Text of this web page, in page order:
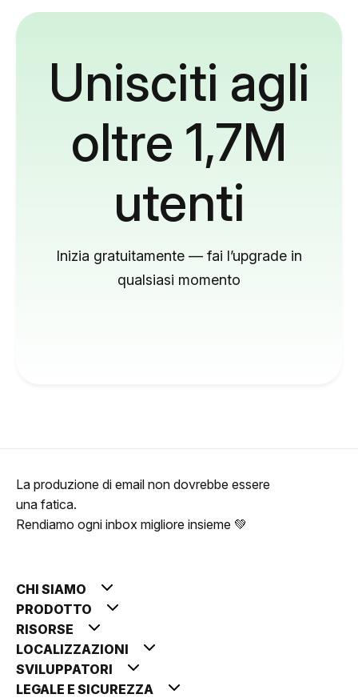
Unisciti agli
oltre 1,7M
utenti
Inizia gratuitamente — fai l’upgrade in
qualsiasi momento
La produzione di email non dovrebbe essere
una fatica.
Rendiamo ogni inbox migliore insieme 💚
CHI SIAMO
PRODOTTO
RISORSE
LOCALIZZAZIONI
SVILUPPATORI
LEGALE E SICUREZZA